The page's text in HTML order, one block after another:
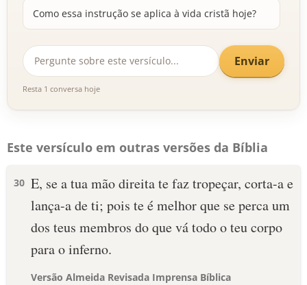
Como essa instrução se aplica à vida cristã hoje?
Enviar
Resta 1 conversa hoje
Este versículo em outras versões da Bíblia
30 E, se a tua mão direita te faz tropeçar, corta-a e
lança-a de ti; pois te é melhor que se perca um
dos teus membros do que vá todo o teu corpo
para o inferno.
Versão Almeida Revisada Imprensa Bíblica